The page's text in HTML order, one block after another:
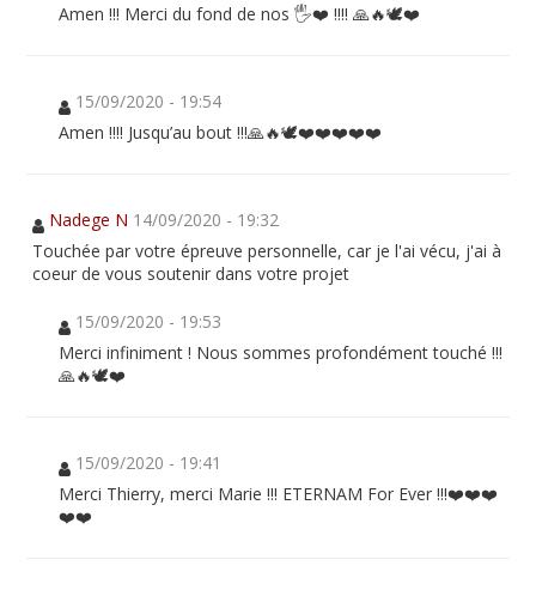
Amen !!! Merci du fond de nos 🖐❤️ !!!! 🙏🔥🕊❤️
15/09/2020 - 19:54
Amen !!!! Jusqu’au bout !!!🙏🔥🕊❤️❤️❤️❤️❤️
Nadege N 14/09/2020 - 19:32
Touchée par votre épreuve personnelle, car je l'ai vécu, j'ai à
coeur de vous soutenir dans votre projet
15/09/2020 - 19:53
Merci infiniment ! Nous sommes profondément touché !!!
🙏🔥🕊❤️
15/09/2020 - 19:41
Merci Thierry, merci Marie !!! ETERNAM For Ever !!!❤️❤️❤️
❤️❤️